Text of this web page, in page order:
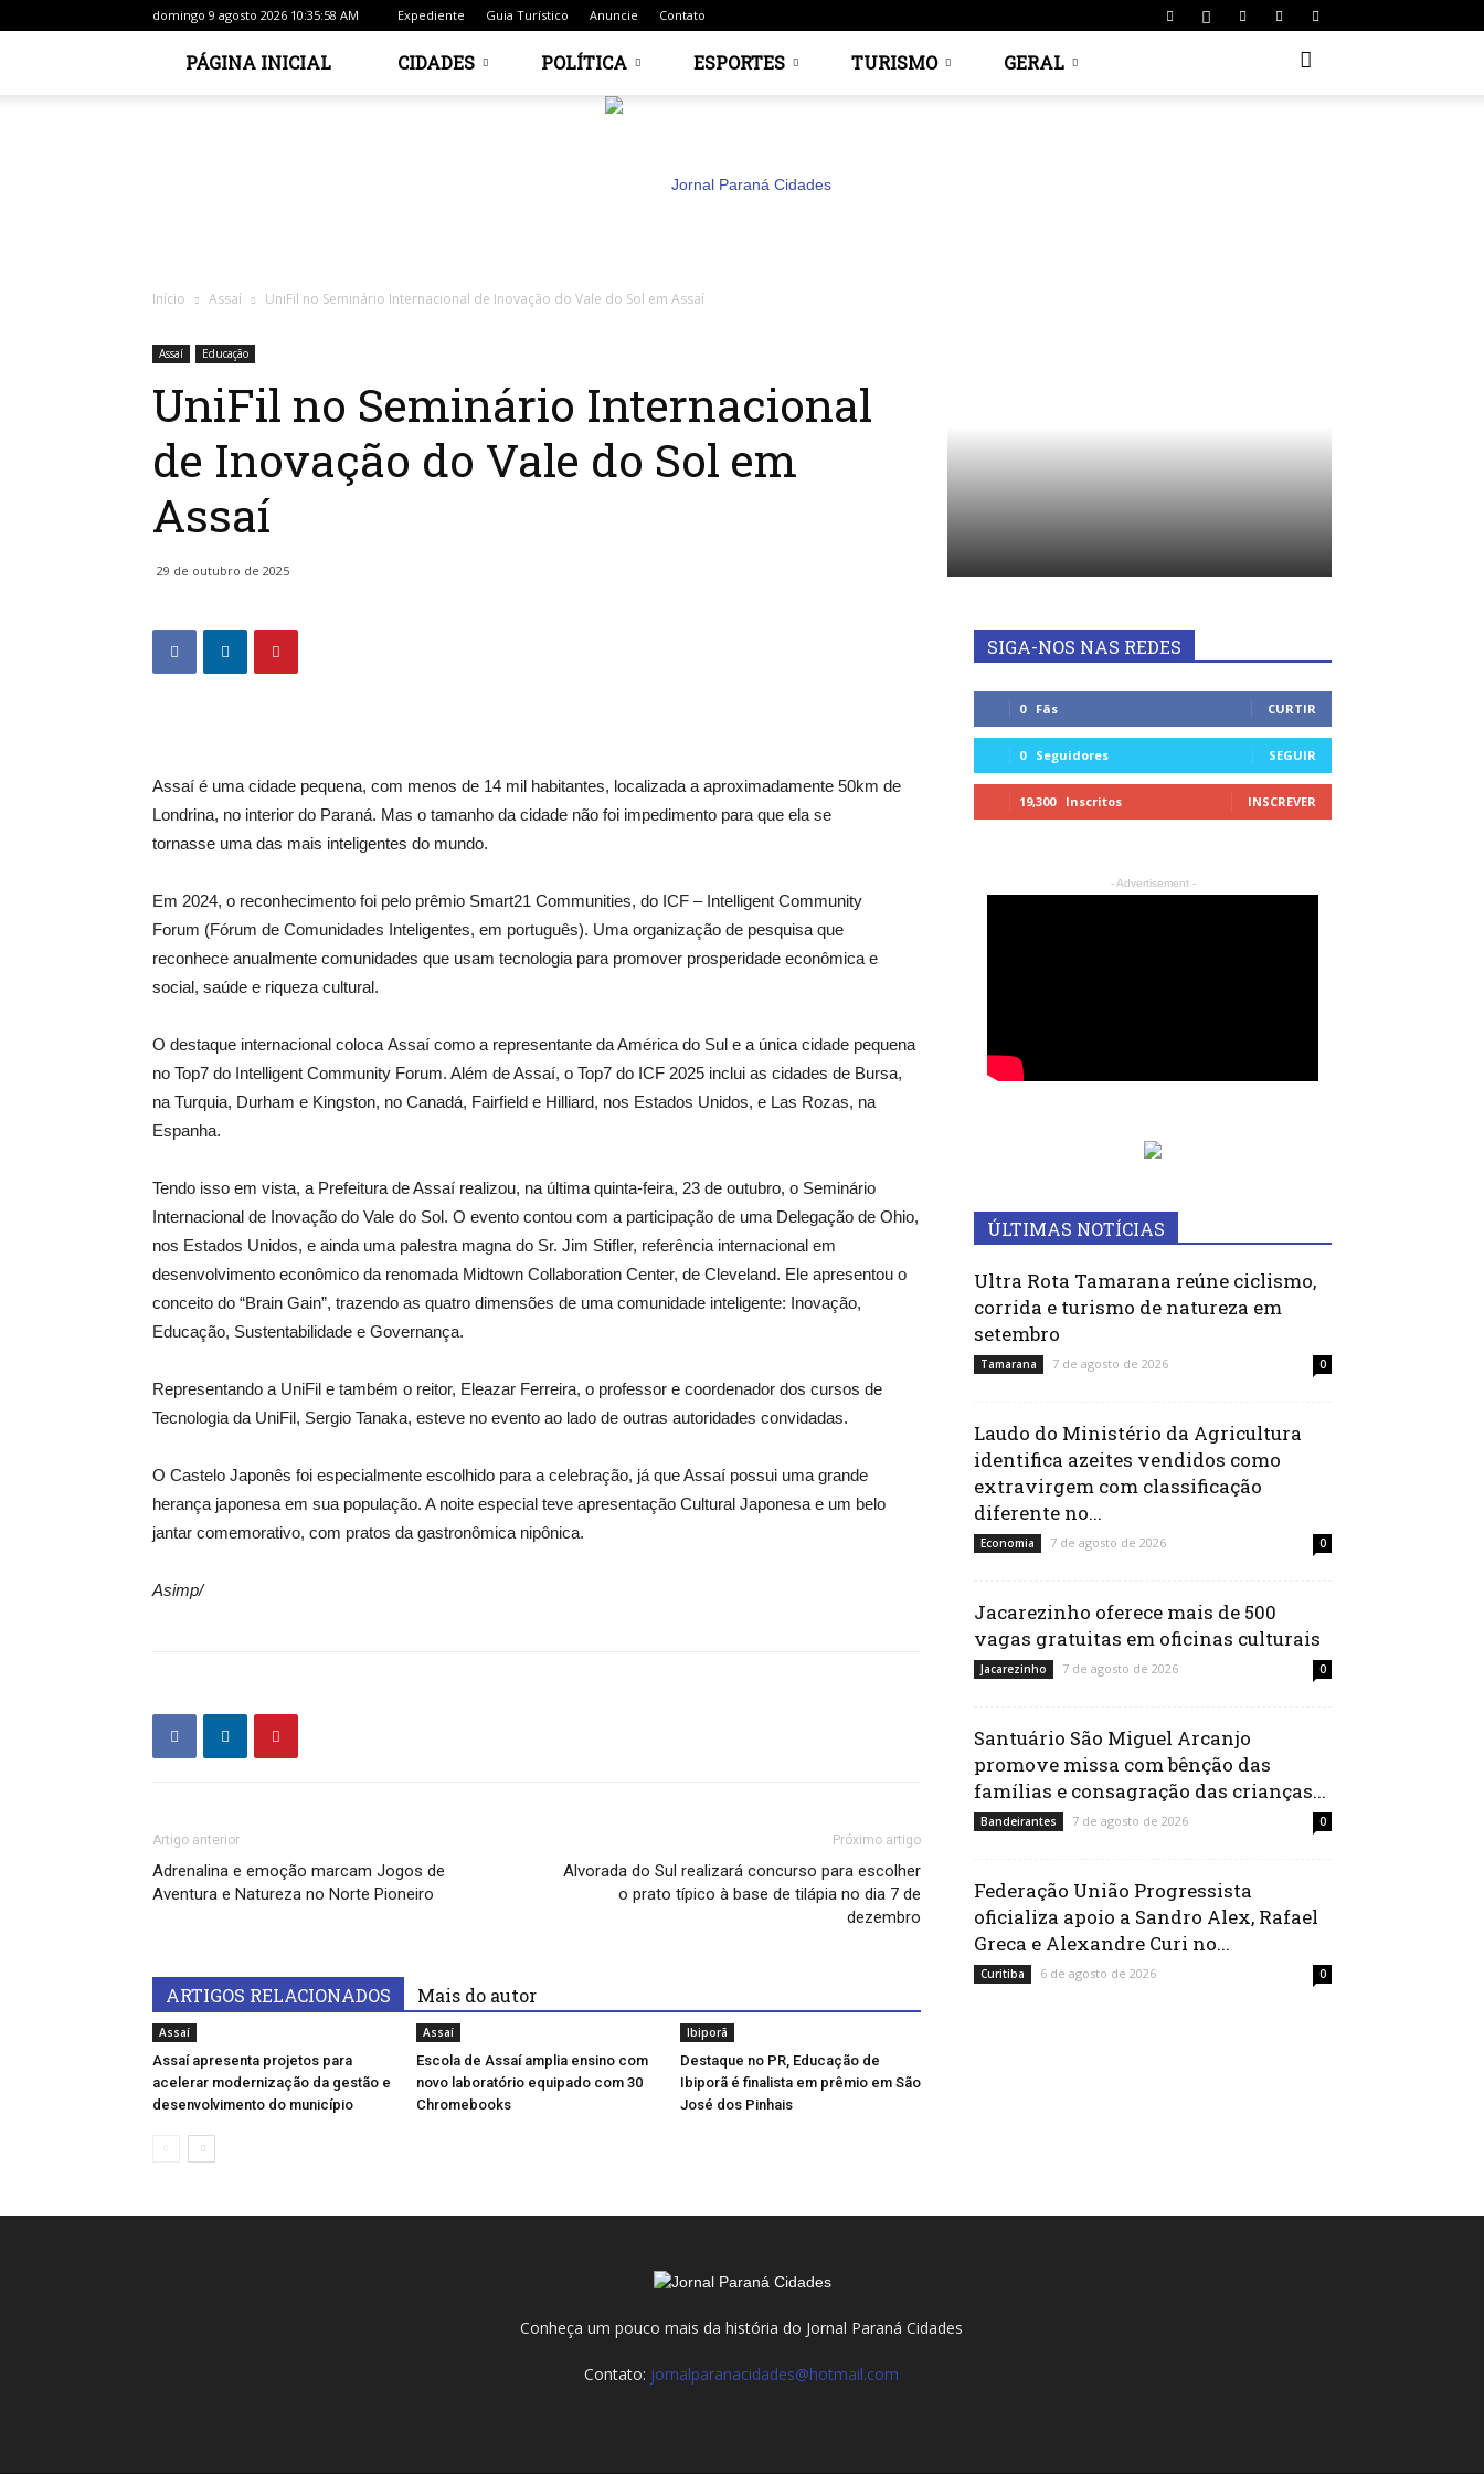
domingo 9 agosto 2026 10:35:58 AM Expediente Guia Turístico Anuncie Contato
PÁGINA INICIAL CIDADES POLÍTICA ESPORTES TURISMO GERAL
Paraná
Início Assaí UniFil no Seminário Internacional de Inovação do Vale do Sol em Assaí
Assaí Educação
UniFil no Seminário Internacional
de Inovação do Vale do Sol em
Assaí
29 de outubro de 2025
Assaí é uma cidade pequena, com menos de 14 mil habitantes, localizada a aproximadamente 50km de
Londrina, no interior do Paraná. Mas o tamanho da cidade não foi impedimento para que ela se
tornasse uma das mais inteligentes do mundo.
Em 2024, o reconhecimento foi pelo prêmio Smart21 Communities, do ICF – Intelligent Community
Forum (Fórum de Comunidades Inteligentes, em português). Uma organização de pesquisa que
reconhece anualmente comunidades que usam tecnologia para promover prosperidade econômica e
social, saúde e riqueza cultural.
O destaque internacional coloca Assaí como a representante da América do Sul e a única cidade pequena
no Top7 do Intelligent Community Forum. Além de Assaí, o Top7 do ICF 2025 inclui as cidades de Bursa,
na Turquia, Durham e Kingston, no Canadá, Fairfield e Hilliard, nos Estados Unidos, e Las Rozas, na
Espanha.
Tendo isso em vista, a Prefeitura de Assaí realizou, na última quinta-feira, 23 de outubro, o Seminário
Internacional de Inovação do Vale do Sol. O evento contou com a participação de uma Delegação de Ohio,
nos Estados Unidos, e ainda uma palestra magna do Sr. Jim Stifler, referência internacional em
desenvolvimento econômico da renomada Midtown Collaboration Center, de Cleveland. Ele apresentou o
conceito do “Brain Gain”, trazendo as quatro dimensões de uma comunidade inteligente: Inovação,
Educação, Sustentabilidade e Governança.
Representando a UniFil e também o reitor, Eleazar Ferreira, o professor e coordenador dos cursos de
Tecnologia da UniFil, Sergio Tanaka, esteve no evento ao lado de outras autoridades convidadas.
O Castelo Japonês foi especialmente escolhido para a celebração, já que Assaí possui uma grande
herança japonesa em sua população. A noite especial teve apresentação Cultural Japonesa e um belo
jantar comemorativo, com pratos da gastronômica nipônica.
Asimp/
Artigo anterior
Adrenalina e emoção marcam Jogos de
Aventura e Natureza no Norte Pioneiro
Próximo artigo
Alvorada do Sul realizará concurso para escolher
o prato típico à base de tilápia no dia 7 de
dezembro
ARTIGOS RELACIONADOS Mais do autor
Assaí
Assaí apresenta projetos para
acelerar modernização da gestão e
desenvolvimento do município
Assaí
Escola de Assaí amplia ensino com
novo laboratório equipado com 30
Chromebooks
Ibiporã
Destaque no PR, Educação de
Ibiporã é finalista em prêmio em São
José dos Pinhais
SIGA-NOS NAS REDES
0 Fãs CURTIR
0 Seguidores SEGUIR
19,300 Inscritos INSCREVER
- Advertisement -
ÚLTIMAS NOTÍCIAS
Ultra Rota Tamarana reúne ciclismo,
corrida e turismo de natureza em
setembro
Tamarana 7 de agosto de 2026 0
Laudo do Ministério da Agricultura
identifica azeites vendidos como
extravirgem com classificação
diferente no...
Economia 7 de agosto de 2026 0
Jacarezinho oferece mais de 500
vagas gratuitas em oficinas culturais
Jacarezinho 7 de agosto de 2026 0
Santuário São Miguel Arcanjo
promove missa com bênção das
famílias e consagração das crianças...
Bandeirantes 7 de agosto de 2026 0
Federação União Progressista
oficializa apoio a Sandro Alex, Rafael
Greca e Alexandre Curi no...
Curitiba 6 de agosto de 2026 0
Conheça um pouco mais da história do Jornal Paraná Cidades
Contato: jornalparanacidades@hotmail.com